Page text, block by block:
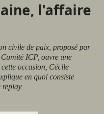
l'affaire
civile de paix, proposé par
ICP, ouvre une
occasion, Cécile
en quoi consiste
replay